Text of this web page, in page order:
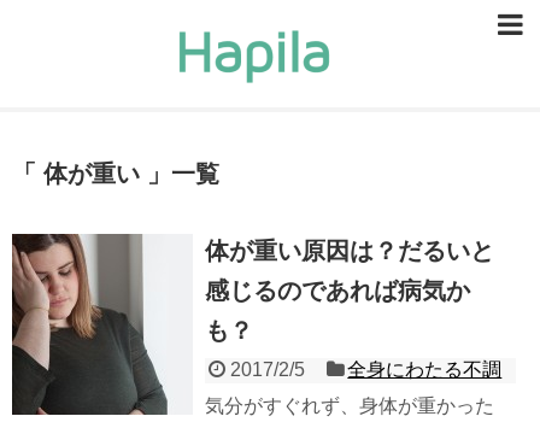
体が重い 一覧
体が重い原因は？だるいと
感じるのであれば病気か
も？
2017/2/5
全身にわたる不調
気分がすぐれず、身体が重かった
ヘアケア
ヘルスケア
食事・食べ物
恋愛・結婚
ライフスタイル